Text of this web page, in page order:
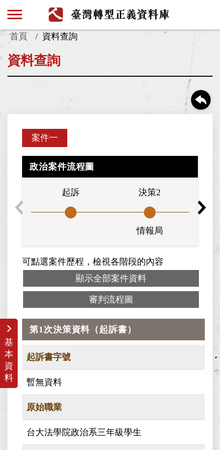
首頁 資料查詢
資料查詢
案件一
政治案件流程圖
起訴 決策2
情報局
可點選案件歷程，檢視各階段的內容
顯示全部案件資料
審判流程圖
基
本
資
料
第1次決策資料（起訴書）
起訴書字號
暫無資料
原始職業
台大法學院政治系三年級學生